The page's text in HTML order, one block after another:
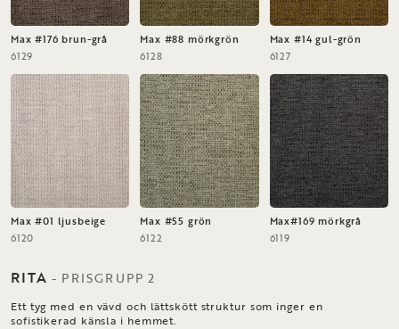
Max #176 brun-grå
6129
Max #88 mörkgrön
6128
Max #14 gul-grön
6127
Max #01 ljusbeige
6120
Max #55 grön
6122
Max#169 mörkgrå
6119
RITA - PRISGRUPP 2
Ett tyg med en vävd och lättskött struktur som inger en
sofistikerad känsla i hemmet.